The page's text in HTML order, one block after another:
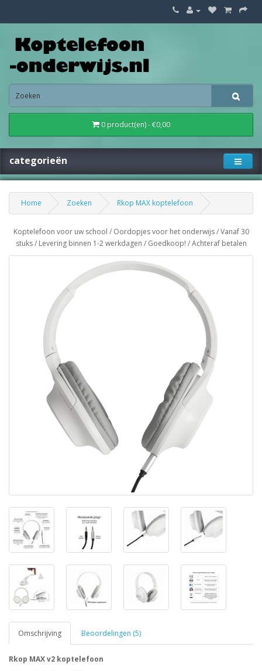
0 product(en) - €0,00
categorieën
Home Zoeken Rkop MAX koptelefoon
Koptelefoon voor uw school / Oordopjes voor het onderwijs / Vanaf 30
stuks / Levering binnen 1-2 werkdagen / Goedkoop! / Achteraf betalen
Omschrijving Beoordelingen (5)
Rkop MAX v2 koptelefoon